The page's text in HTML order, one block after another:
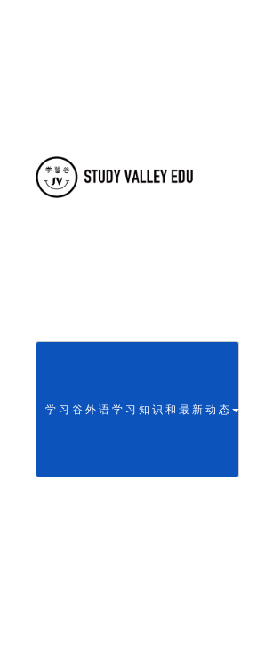
学 习 谷 外 语 学 习 知 识 和 最 新 动 态